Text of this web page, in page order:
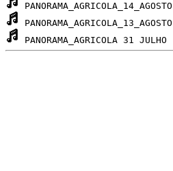
PANORAMA_AGRICOLA 31